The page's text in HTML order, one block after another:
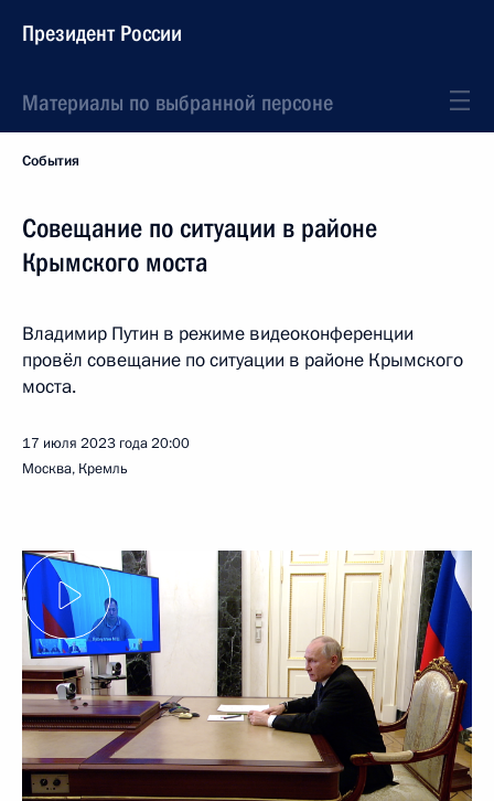
Президент России
Материалы по выбранной персоне
События
Совещание по ситуации в районе
Крымского моста
Владимир Путин в режиме видеоконференции
провёл совещание по ситуации в районе Крымского
моста.
17 июля 2023 года20:00
Москва, Кремль